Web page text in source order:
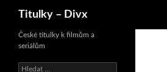
Titulky – Divx
České titulky k filmům a
seriálům
V